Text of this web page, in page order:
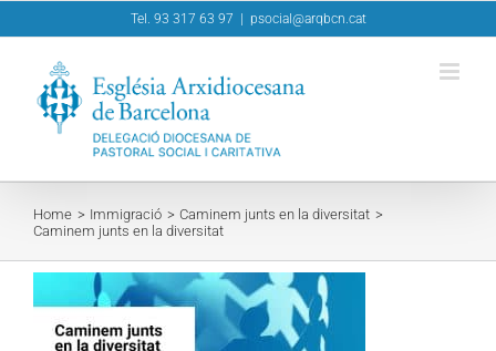
to
Tel. 93 317 63 97 psocial@arqbcn.cat
Home Immigració
Caminem junts en la diversitat
Caminem junts en la diversitat